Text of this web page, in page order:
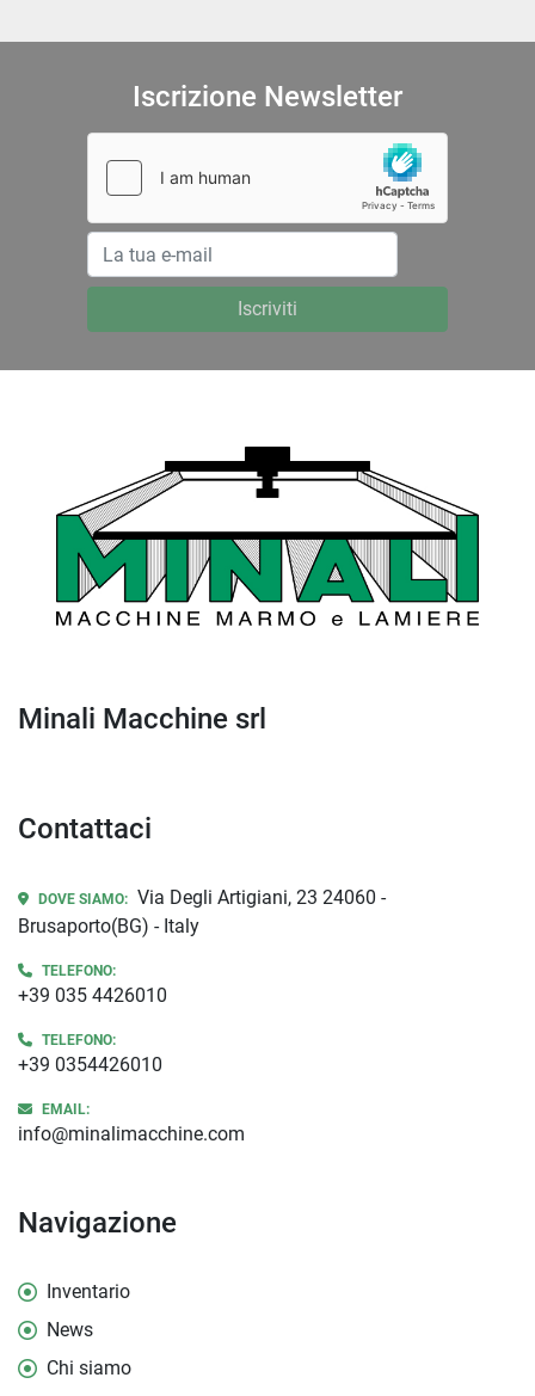
Iscrizione Newsletter
Iscriviti
Minali Macchine srl
Contattaci
DOVE SIAMO: Via Degli Artigiani, 23 24060 -
Brusaporto(BG) - Italy
TELEFONO:
+39 035 4426010
TELEFONO:
+39 0354426010
EMAIL:
info@minalimacchine.com
Navigazione
Inventario
News
Chi siamo